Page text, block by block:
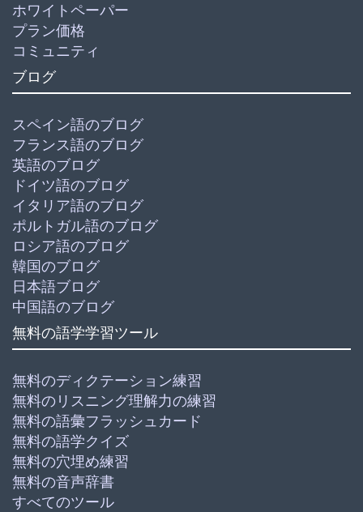
ホワイトペーパー
プラン価格
コミュニティ
ブログ
スペイン語のブログ
フランス語のブログ
英語のブログ
ドイツ語のブログ
イタリア語のブログ
ポルトガル語のブログ
ロシア語のブログ
韓国のブログ
日本語ブログ
中国語のブログ
無料の語学学習ツール
無料のディクテーション練習
無料のリスニング理解力の練習
無料の語彙フラッシュカード
無料の語学クイズ
無料の穴埋め練習
無料の音声辞書
すべてのツール